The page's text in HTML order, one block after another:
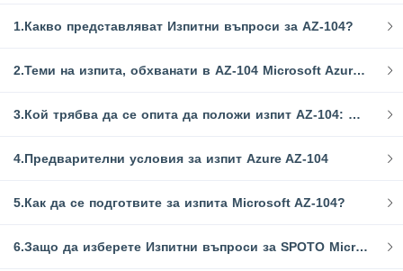
1.Какво представляват Изпитни въпроси за AZ-104?
2.Теми на изпита, обхванати в AZ-104 Microsoft Azure Administrator Certification
3.Кой трябва да се опита да положи изпит AZ-104: Microsoft Azure Administrator?
4.Предварителни условия за изпит Azure AZ-104
5.Как да се подготвите за изпита Microsoft AZ-104?
6.Защо да изберете Изпитни въпроси за SPOTO Microsoft AZ-104?